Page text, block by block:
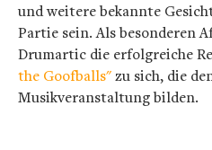
und weitere bekannte
Partie sein. Als besonderen
Drumartic die erfolgreiche
the Goofballs"zu sich, die
Musikveranstaltung bilden.